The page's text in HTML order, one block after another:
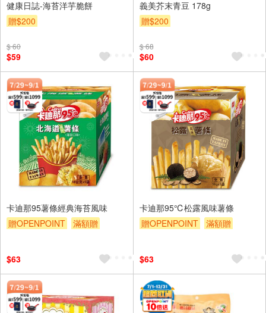
健康日誌-海苔洋芋脆餅
贈$200
$ 60
$59
義美芥末青豆 178g
贈$200
$ 68
$60
卡迪那95薯條經典海苔風味
贈OPENPOINT
滿額贈
$63
卡迪那95℃松露風味薯條
贈OPENPOINT
滿額贈
$63